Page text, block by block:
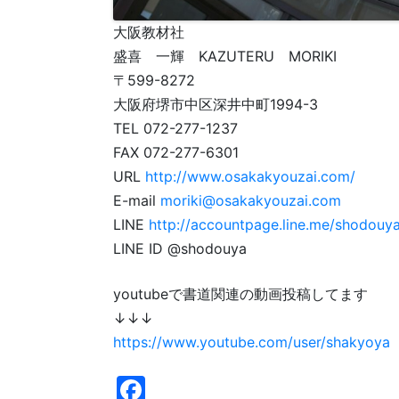
大阪教材社
盛喜 一輝 KAZUTERU MORIKI
〒599-8272
大阪府堺市中区深井中町1994-3
TEL 072-277-1237
FAX 072-277-6301
URL http://www.osakakyouzai.com/
E-mail moriki@osakakyouzai.com
LINE http://accountpage.line.me/
LINE ID @shodouya
youtubeで書道関連の動画投稿してます
↓↓↓
https://www.youtube.com/user/shakyoya